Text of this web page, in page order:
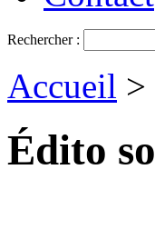
Rechercher :
Accueil >
Édito